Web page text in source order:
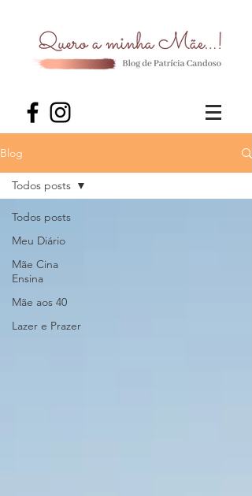
Blog
Todos posts
Meu Diário
Mãe Cina
Ensina
Mãe aos 40
Lazer e Prazer
Todos posts